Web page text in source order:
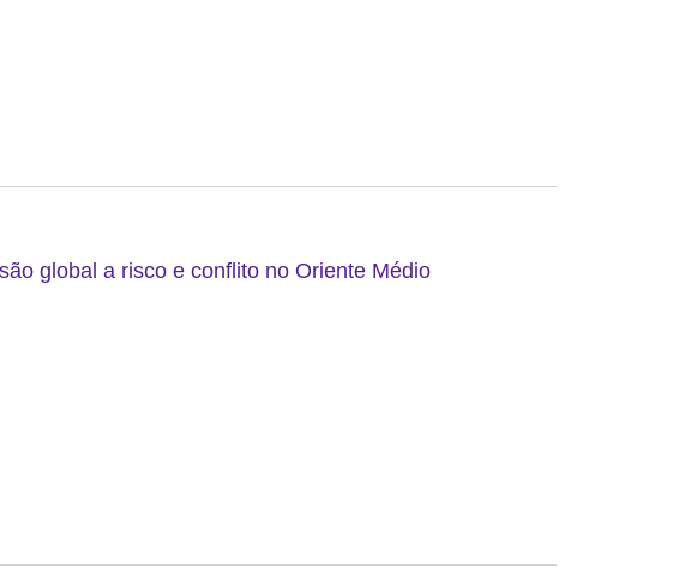
global a risco e conflito no Oriente Médio